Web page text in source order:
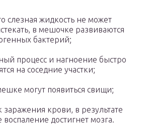
слезная жидкость не может
в мешочке развиваются
бактерий;
процесс и нагноение быстро
на соседние участки;
могут появиться свищи;
заражения крови, в результате
воспаление достигнет мозга.